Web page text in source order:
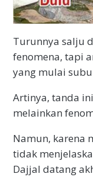
Turunnya salju
fenomena, tapi
yang mulai
Artinya, tanda
melainkan
Namun, karena
tidak
Dajjal datang